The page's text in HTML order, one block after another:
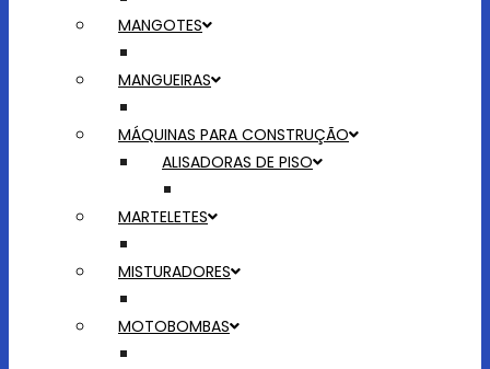
MANGOTES
MANGUEIRAS
MÁQUINAS PARA CONSTRUÇÃO
ALISADORAS DE PISO
MARTELETES
MISTURADORES
MOTOBOMBAS